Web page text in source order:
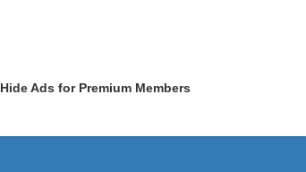
Hide Ads for Premium Members